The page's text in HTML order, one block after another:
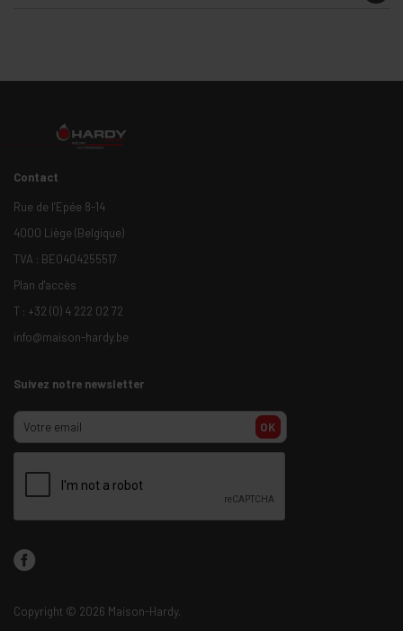
Contact
Rue de l’Epée 8-14
4000 Liège (Belgique)
TVA : BE0404255517
Plan d'accès
T : +32 (0) 4 222 02 72
info@maison-hardy.be
Suivez notre newsletter
OK
Copyright © 2026 Maison-Hardy.